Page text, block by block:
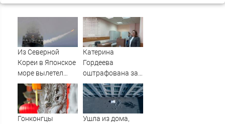
Из Северной
Кореи в Японское
море вылетел
неопознанный
снаряд
Катерина
Гордеева
оштрафована за
пропаганду ЛГБТ
в интернете -
Новости на
Вести.ru
Гонконгцы
Ушла из дома,